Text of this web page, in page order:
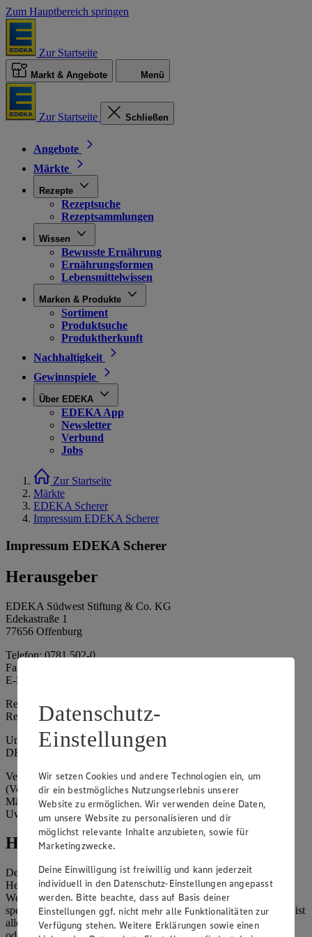
Zum Hauptbereich springen
Zur Startseite
Markt & Angebote Menü
Zur Startseite Schließen
Angebote
Märkte
Rezepte
Rezeptsuche
Rezeptsammlungen
Wissen
Bewusste Ernährung
Ernährungsformen
Lebensmittelwissen
Marken & Produkte
Sortiment
Produktsuche
Produktherkunft
Nachhaltigkeit
Gewinnspiele
Über EDEKA
EDEKA App
Newsletter
Verbund
Jobs
Zur Startseite
Märkte
EDEKA Scherer
Impressum EDEKA Scherer
Impressum EDEKA Scherer
Herausgeber
EDEKA Südwest Stiftung & Co. KG
Edekastraße 1
77656 Offenburg
Telefon: 0781 502-0
Fax: 0781 502-6180
E-Mail: kundenservice@edeka-suedwest.de
Registergericht: Amtsgericht Freiburg i.B.
Registernummer: HRA 707629
Umsatzsteuer-Identifikationsnummer gem. § 27a UStG:
DE815916131
Vertretungsberechtigte: Rainer Huber (Sprecher)
(Vorstandsmitglied), Klaus Fickert (Vorstandsmitglied), Jürgen
Mäder (Vorstandsmitglied), Patrick Mogck (Vorstandsmitglied),
Uwe Kohler
Hinweise
Der Inhalt dieser Website ist urheberrechtlich geschützt. Der
Herausgeber gewährt Ihnen jedoch das Recht, den auf dieser
Website bereitgestellten Text ganz oder ausschnittsweise zu
speichern und zu vervielfältigen. Aus Gründen des Urheberrechts ist
allerdings die Speicherung und Vervielfältigung von Bildmaterial
Datenschutz-
Einstellungen
Wir setzen Cookies und andere Technologien ein, um
dir ein bestmögliches Nutzungserlebnis unserer
Website zu ermöglichen. Wir verwenden deine Daten,
um unsere Website zu personalisieren und dir
möglichst relevante Inhalte anzubieten, sowie für
Marketingzwecke.
Deine Einwilligung ist freiwillig und kann jederzeit
individuell in den Datenschutz-Einstellungen angepasst
werden. Bitte beachte, dass auf Basis deiner
Einstellungen ggf. nicht mehr alle Funktionalitäten zur
Verfügung stehen. Weitere Erklärungen sowie einen